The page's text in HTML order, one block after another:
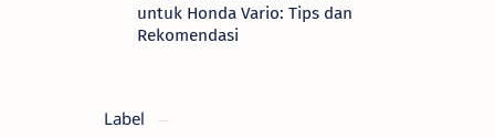
untuk Honda Vario: Tips dan
Rekomendasi
Label